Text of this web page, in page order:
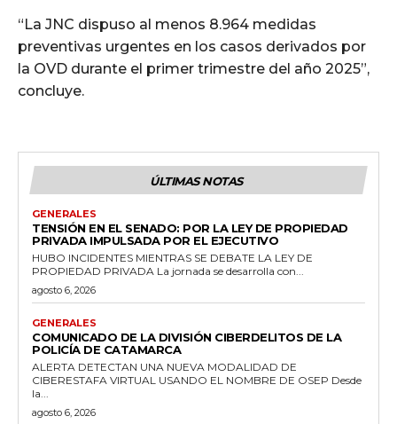
“La JNC dispuso al menos 8.964 medidas
preventivas urgentes en los casos derivados por
la OVD durante el primer trimestre del año 2025”,
concluye.
ÚLTIMAS NOTAS
GENERALES
TENSIÓN EN EL SENADO: POR LA LEY DE PROPIEDAD
PRIVADA IMPULSADA POR EL EJECUTIVO
HUBO INCIDENTES MIENTRAS SE DEBATE LA LEY DE
PROPIEDAD PRIVADA La jornada se desarrolla con...
agosto 6, 2026
GENERALES
COMUNICADO DE LA DIVISIÓN CIBERDELITOS DE LA
POLICÍA DE CATAMARCA
ALERTA DETECTAN UNA NUEVA MODALIDAD DE
CIBERESTAFA VIRTUAL USANDO EL NOMBRE DE OSEP Desde
la...
agosto 6, 2026